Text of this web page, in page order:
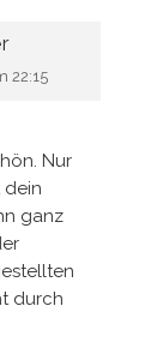
22:15
Nur
dein
ganz
durch